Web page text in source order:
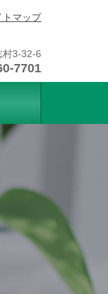
トマップ
3-32-6
7701